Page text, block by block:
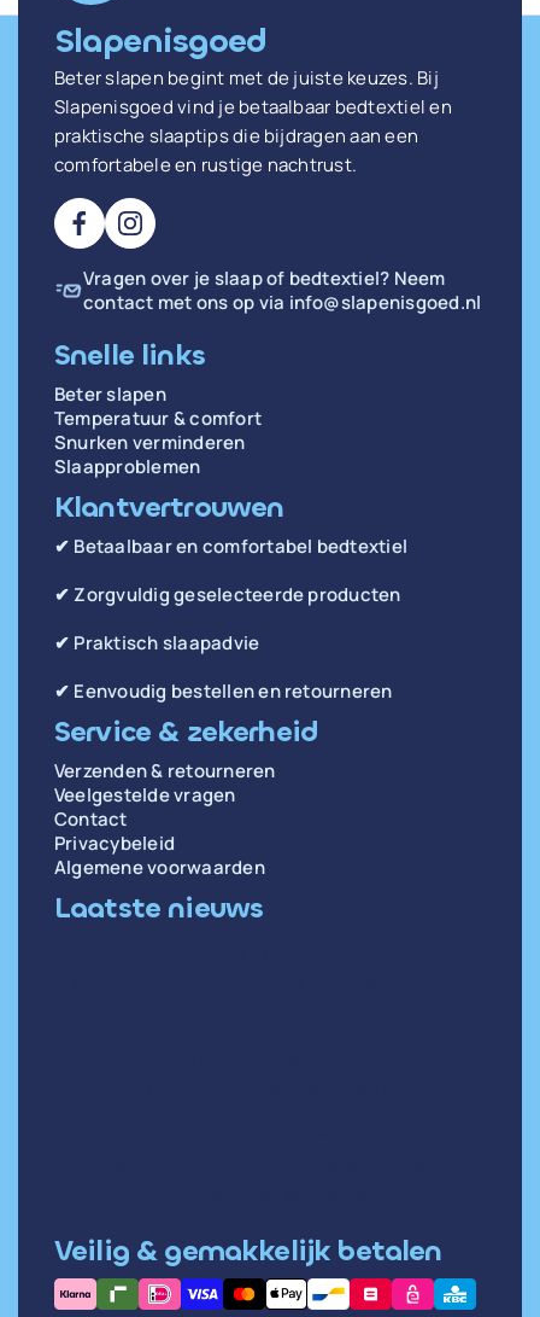
Slapenisgoed
Beter slapen begint met de juiste keuzes. Bij
Slapenisgoed vind je betaalbaar bedtextiel en
praktische slaaptips die bijdragen aan een
comfortabele en rustige nachtrust.
Vragen over je slaap of bedtextiel? Neem
contact met ons op via info@slapenisgoed.nl
Snelle links
Beter slapen
Temperatuur & comfort
Snurken verminderen
Slaapproblemen
Klantvertrouwen
✔ Betaalbaar en comfortabel bedtextiel
✔ Zorgvuldig geselecteerde producten
✔ Praktisch slaapadvie
✔ Eenvoudig bestellen en retourneren
Service & zekerheid
Verzenden & retourneren
Veelgestelde vragen
Contact
Privacybeleid
Algemene voorwaarden
Laatste nieuws
Veilig & gemakkelijk betalen